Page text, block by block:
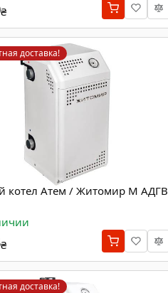
₴
доставка!
котел Атем / Житомир М АДГВ
₴
доставка!